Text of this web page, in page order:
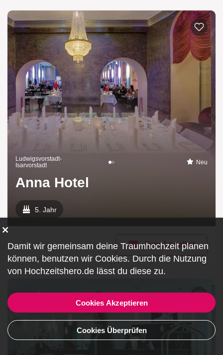
Ludwigsvorstadt-
Isarvorstadt
Neu
Anna Hotel
5. Jahr
Zum Angebot
Damit wir gemeinsam deine Traumhochzeit planen
können, benutzen wir Cookies. Durch die Nutzung
von Hochzeitshero.de lässt du diese zu.
Cookies Akzeptieren
Cookies Überprüfen